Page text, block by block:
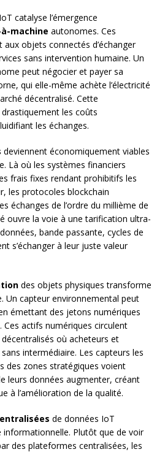
catalyse l’émergence
machine autonomes. Ces
objets connectés d’échanger
sans intervention humaine. Un
peut négocier et payer sa
qui elle-même achète l’électricité
décentralisé. Cette
les coûts
les échanges.
deviennent économiquement viables
Là où les systèmes financiers
frais fixes rendant prohibitifs les
les protocoles blockchain
échanges de l’ordre du millième de
ouvre la voie à une tarification ultra-
bande passante, cycles de
s’échanger à leur juste valeur
des objets physiques transforme
Un capteur environnemental peut
émettant des jetons numériques
Ces actifs numériques circulent
où acheteurs et
intermédiaire. Les capteurs les
des zones stratégiques voient
leurs données augmenter, créant
à l’amélioration de la qualité.
de données IoT
Plutôt que de voir
des plateformes centralisées, les